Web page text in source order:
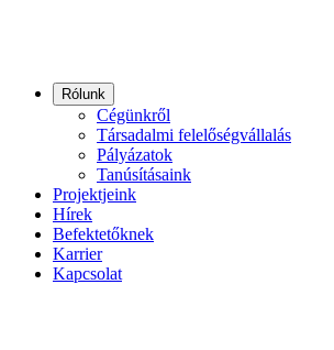
Rólunk
Cégünkről
Társadalmi felelőségvállalás
Pályázatok
Tanúsításaink
Projektjeink
Hírek
Befektetőknek
Karrier
Kapcsolat